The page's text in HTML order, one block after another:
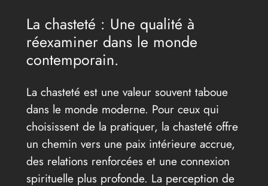
La chasteté : Une qualité à
réexaminer dans le monde
contemporain.
La chasteté est une valeur souvent taboue
dans le monde moderne. Pour ceux qui
choisissent de la pratiquer, la chasteté offre
un chemin vers une paix intérieure accrue,
des relations renforcées et une connexion
spirituelle plus profonde. La perception de